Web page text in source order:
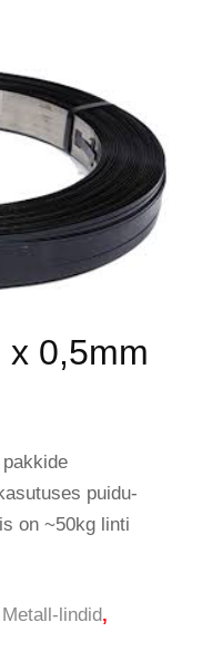
x 0,5mm
puidu-
on ~50kg linti
Metall-lindid,